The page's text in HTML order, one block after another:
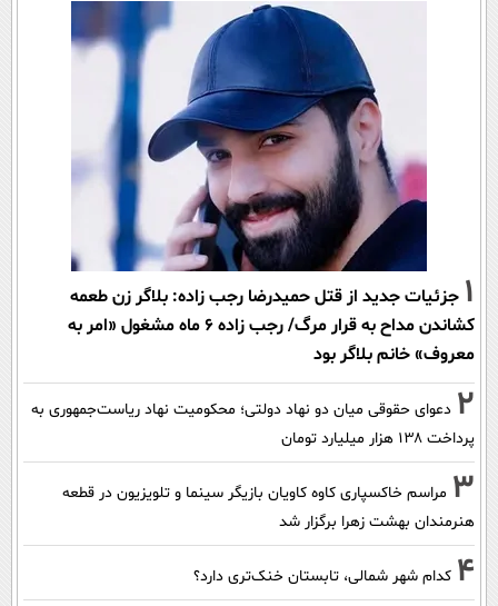
1 جزئیات جدید از قتل حمیدرضا رجب زاده: بلاگر زن طعمه
کشاندن مداح به قرار مرگ/ رجب زاده 6 ماه مشغول «امر به
معروف» خانم بلاگر بود
2 دعوای حقوقی میان دو نهاد دولتی؛ محکومیت نهاد ریاست‌جمهوری به
پرداخت ۱۳۸ هزار میلیارد تومان
3 مراسم خاکسپاری کاوه کاویان بازیگر سینما و تلویزیون در قطعه
هنرمندان بهشت زهرا برگزار شد
4 کدام شهر شمالی، تابستان خنک‌تری دارد؟